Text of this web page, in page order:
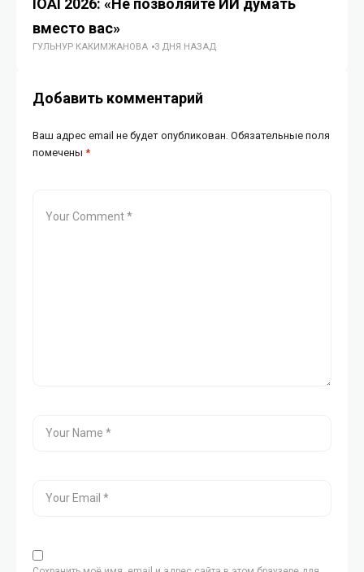
IOAI 2026: «Не позволяйте ИИ думать
вместо вас»
ГУЛЬНУР КАКИМЖАНОВА 3 ДНЯ НАЗАД
Добавить комментарий
Ваш адрес email не будет опубликован. Обязательные поля
помечены *